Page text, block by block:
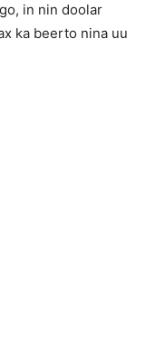
in nin doolar
ka beerto nina uu